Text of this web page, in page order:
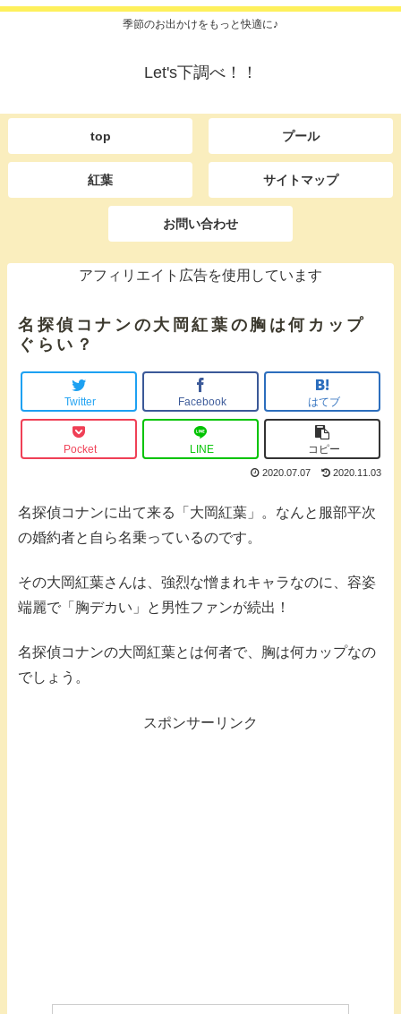
季節のお出かけをもっと快適に♪
Let's下調べ！！
top プール
紅葉 サイトマップ
お問い合わせ
アフィリエイト広告を使用しています
名探偵コナンの大岡紅葉の胸は何カップ
ぐらい？
Twitter Facebook はてブ
Pocket LINE コピー
2020.11.03
2020.07.07
名探偵コナンに出て来る「大岡紅葉」。なんと服部平次
の婚約者と自ら名乗っているのです。
その大岡紅葉さんは、強烈な憎まれキャラなのに、容姿
端麗で「胸デカい」と男性ファンが続出！
名探偵コナンの大岡紅葉とは何者で、胸は何カップなの
でしょう。
スポンサーリンク